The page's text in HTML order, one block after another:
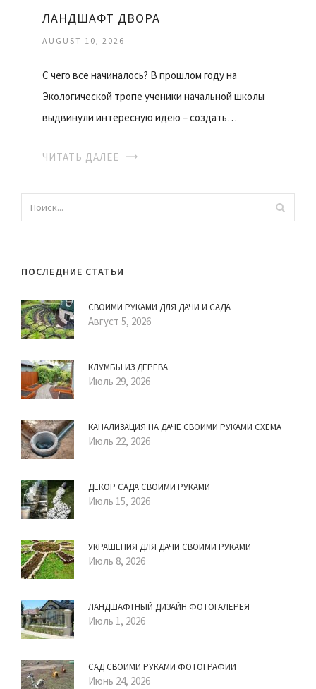
ЛАНДШАФТ ДВОРА
AUGUST 10, 2026
С чего все начиналось? В прошлом году на
Экологической тропе ученики начальной школы
выдвинули интересную идею – создать…
ЧИТАТЬ ДАЛЕЕ
ПОСЛЕДНИЕ СТАТЬИ
СВОИМИ РУКАМИ ДЛЯ ДАЧИ И САДА
Август 5, 2026
КЛУМБЫ ИЗ ДЕРЕВА
Июль 29, 2026
КАНАЛИЗАЦИЯ НА ДАЧЕ СВОИМИ РУКАМИ СХЕМА
Июль 22, 2026
ДЕКОР САДА СВОИМИ РУКАМИ
Июль 15, 2026
УКРАШЕНИЯ ДЛЯ ДАЧИ СВОИМИ РУКАМИ
Июль 8, 2026
ЛАНДШАФТНЫЙ ДИЗАЙН ФОТОГАЛЕРЕЯ
Июль 1, 2026
САД СВОИМИ РУКАМИ ФОТОГРАФИИ
Июнь 24, 2026